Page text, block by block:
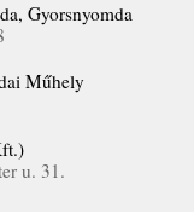
Gyorsnyomda
Műhely
u. 31.